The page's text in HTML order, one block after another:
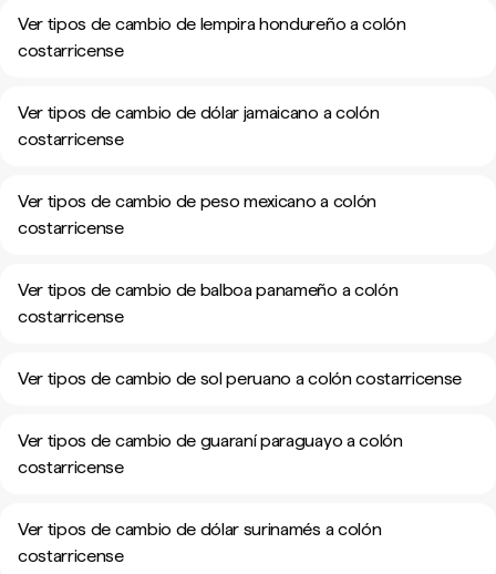
Ver tipos de cambio de lempira hondureño a colón
costarricense
Ver tipos de cambio de dólar jamaicano a colón
costarricense
Ver tipos de cambio de peso mexicano a colón
costarricense
Ver tipos de cambio de balboa panameño a colón
costarricense
Ver tipos de cambio de sol peruano a colón costarricense
Ver tipos de cambio de guaraní paraguayo a colón
costarricense
Ver tipos de cambio de dólar surinamés a colón
costarricense